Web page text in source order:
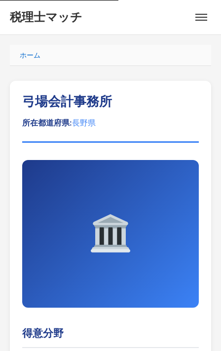
税理士マッチ
ホーム
弓場会計事務所
所在都道府県:長野県
得意分野